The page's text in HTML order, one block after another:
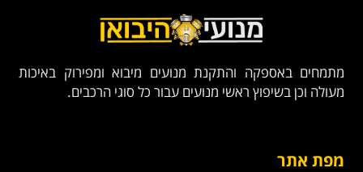
מתמחים באספקה והתקנת מנועים מיבוא ומפירוק באיכות
מעולה וכן בשיפוץ ראשי מנועים עבור כל סוגי הרכבים.
מפת אתר